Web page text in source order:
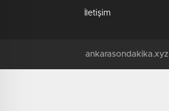
İletişim
ankarasondakika.xyz